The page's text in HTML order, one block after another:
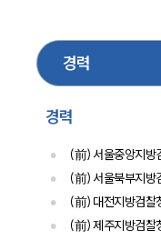
행정
경력
(前) 서울중앙지방
(前) 서울북부지방
(前) 대전지방검찰
(前) 제주지방검찰